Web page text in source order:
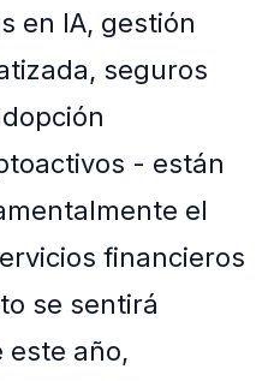
en IA, gestión
seguros
- están
el
financieros
se sentirá
este año,